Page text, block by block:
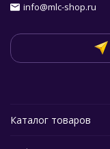
info@mlc-shop.ru
Каталог товаров